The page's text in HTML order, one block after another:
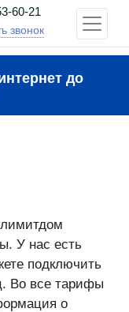
60-21
звонок
до
У нас есть
подключить
Во все тарифы
о